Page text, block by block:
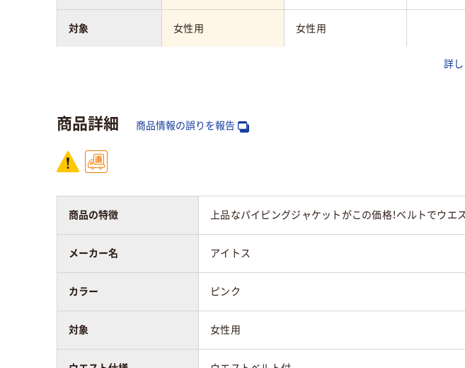
女性用 女性用
対象
詳
商品詳細 商品情報の誤りを報告
商品の特徴 上品なパイピングジャケットがこの価格！ベルトでウ
メーカー名 アイトス
カラー ピンク
対象 女性用